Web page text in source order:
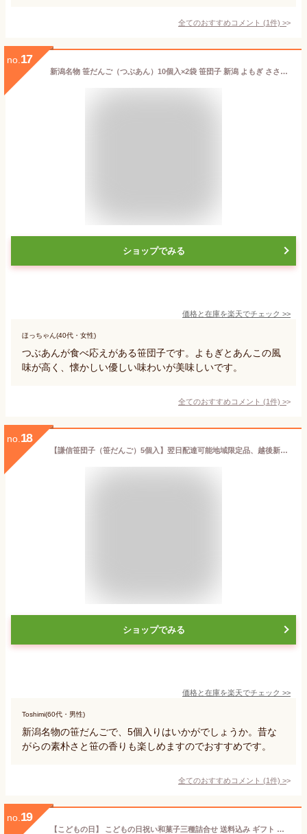
全てのおすすめコメント (1件) >
no. 17
新潟名物 笹だんご（つぶあん）10個入×2袋 笹団子 新潟 よもぎ ささ団子 だんご 粒あん 新潟名物 新潟の懐かしい味 和菓子 ささだんご ササダンゴ
ショップでみる
価格と在庫を楽天でチェック >>
ほっちゃん(40代・女性)
つぶあんが食べ応えがある笹団子です。よもぎとあんこの風
味が高く、懐かしい優しい味わいが美味しいです。
全てのおすすめコメント (1件) >
no. 18
【謙信笹団子（笹だんご）5個入】翌日配達可能地域限定品、越後新潟名物・米どころ新潟の美味しい人気のお土産名産品の和菓子餅菓子
ショップでみる
価格と在庫を楽天でチェック >>
Toshimi(60代・男性)
新潟名物の笹だんごで、5個入りはいかがでしょうか。昔な
がらの素朴さと笹の香りも楽しめますのでおすすめです。
全てのおすすめコメント (1件) >
no. 19
【こどもの日】 こどもの日祝い和菓子三種詰合せ 送料込み ギフト プレゼント 贈答 お取り寄せ お土産 (レビュー記入で300円OFFクーポン配布中)